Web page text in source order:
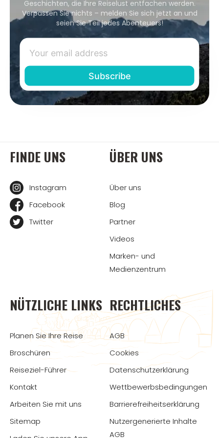
Geschichten, die Ihre Reiselust entfachen werden.
Verpassen Sie nichts – melden Sie sich jetzt an und
seien Sie Teil jedes Abenteuers!
FINDE UNS
Instagram
Facebook
Twitter
ÜBER UNS
Über uns
Blog
Partner
Videos
Marken- und
Medienzentrum
NÜTZLICHE LINKS
Planen Sie Ihre Reise
Broschüren
Reiseziel-Führer
Kontakt
Arbeiten Sie mit uns
Sitemap
RECHTLICHES
AGB
Cookies
Datenschutzerklärung
Wettbewerbsbedingungen
Barrierefreiheitserklärung
Nutzergenerierte Inhalte
AGB